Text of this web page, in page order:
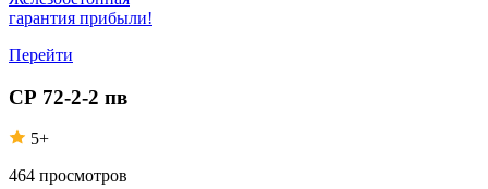
гарантия прибыли!
Перейти
СР 72-2-2 пв
5+
464 просмотров